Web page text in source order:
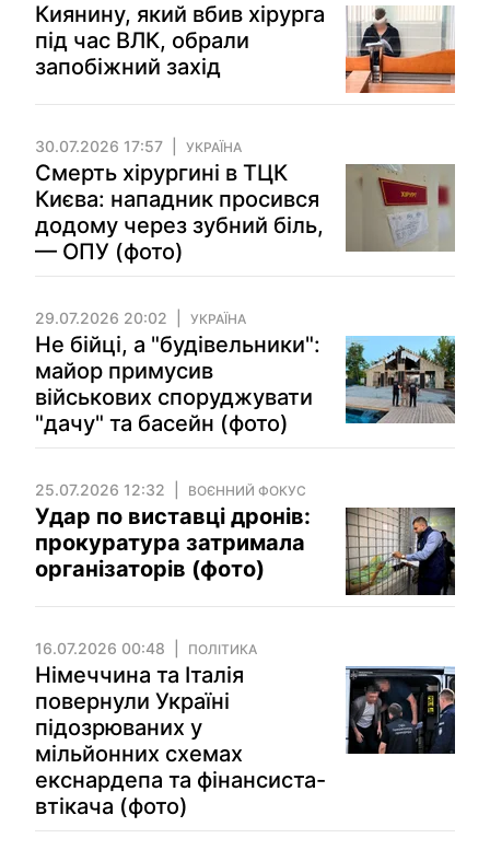
Киянину, який вбив хірурга
під час ВЛК, обрали
запобіжний захід
30.07.2026 17:57 УКРАЇНА
Смерть хірургині в ТЦК
Києва: нападник просився
додому через зубний біль,
— ОПУ (фото)
29.07.2026 20:02 УКРАЇНА
Не бійці, а "будівельники":
майор примусив
військових споруджувати
"дачу" та басейн (фото)
25.07.2026 12:32 ВОЄННИЙ ФОКУС
Удар по виставці дронів:
прокуратура затримала
організаторів (фото)
16.07.2026 00:48 ПОЛІТИКА
Німеччина та Італія
повернули Україні
підозрюваних у
мільйонних схемах
екснардепа та фінансиста-
втікача (фото)